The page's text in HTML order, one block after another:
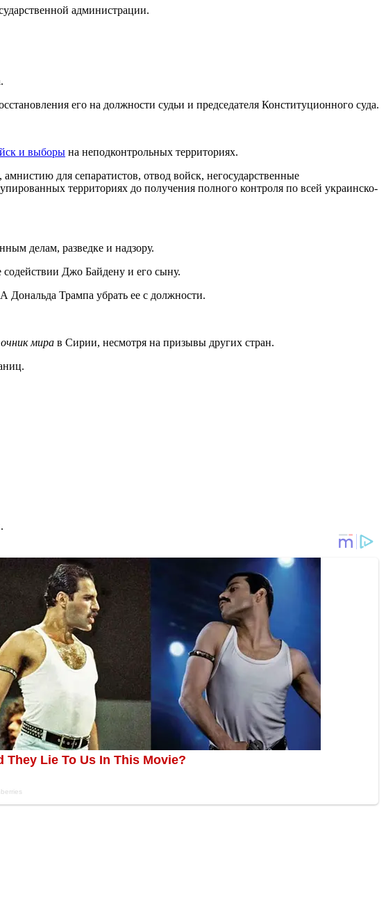
администрации.
его на должности судьи и председателя Конституционного суда.
и выборы на неподконтрольных территориях.
для сепаратистов, отвод войск, негосударственные
территориях до получения полного контроля по всей украинско-
делам, разведке и надзору.
Джо Байдену и его сыну.
Дональда Трампа убрать ее с должности.
мира в Сирии, несмотря на призывы других стран.